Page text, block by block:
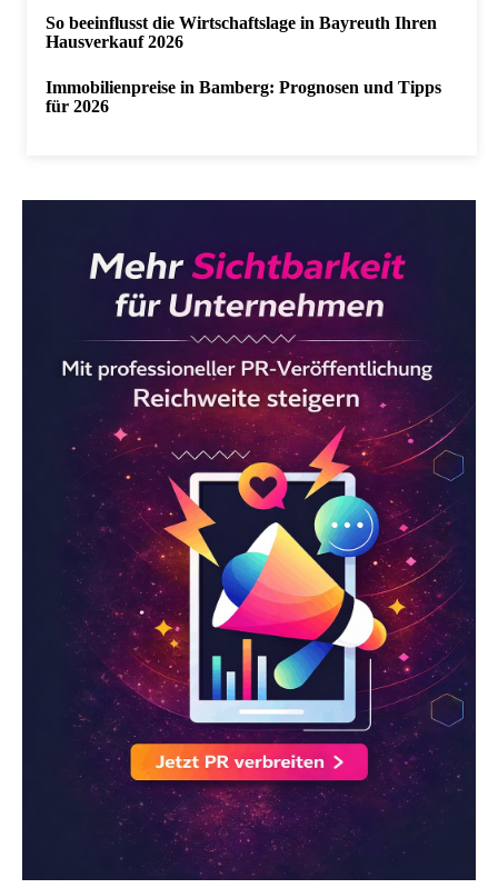
So beeinflusst die Wirtschaftslage in Bayreuth Ihren
Hausverkauf 2026
Immobilienpreise in Bamberg: Prognosen und Tipps
für 2026